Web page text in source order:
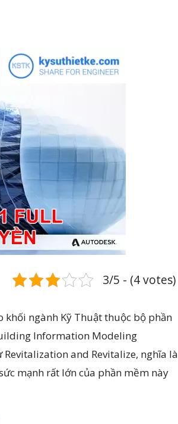
3/5 - (4 votes)
ngành Kỹ Thuật thuộc bộ phần
Information Modeling
and Revitalize, nghĩa là
mạnh rất lớn của phần mềm này